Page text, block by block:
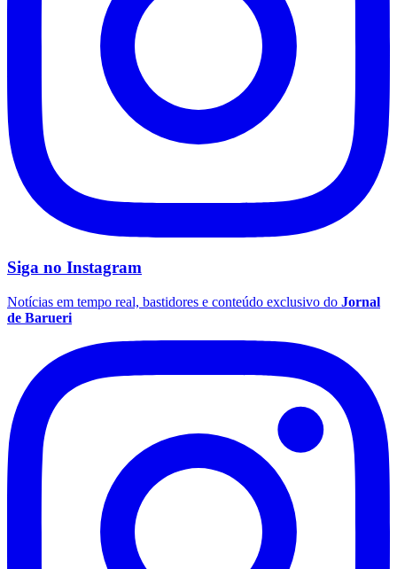
Siga no Instagram
Notícias em tempo real, bastidores e conteúdo exclusivo do Jornal
de Barueri